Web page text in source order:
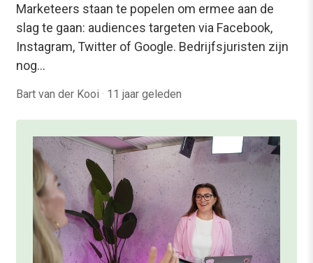
Marketeers staan te popelen om ermee aan de
slag te gaan: audiences targeten via Facebook,
Instagram, Twitter of Google. Bedrijfsjuristen zijn
nog…
Bart van der Kooi · 11 jaar geleden